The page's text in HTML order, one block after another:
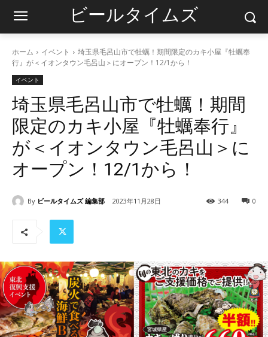
ビールタイムズ
ホーム イベント
埼玉県毛呂山市で牡蠣！期間限定のカキ小屋『牡蠣奉
行』が＜イオンタウン毛呂山＞にオープン！12/1から！
イベント
埼玉県毛呂山市で牡蠣！期間
限定のカキ小屋『牡蠣奉行』
が＜イオンタウン毛呂山＞に
オープン！12/1から！
By ビールタイムズ 編集部 2023年11月28日 0
344